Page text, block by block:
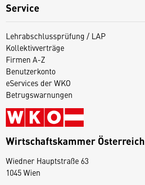
Service
Lehrabschlussprüfung / LAP
Kollektivverträge
Firmen A-Z
Benutzerkonto
eServices der WKO
Betrugswarnungen
Wirtschaftskammer Österreich
Wiedner Hauptstraße 63
1045 Wien
D